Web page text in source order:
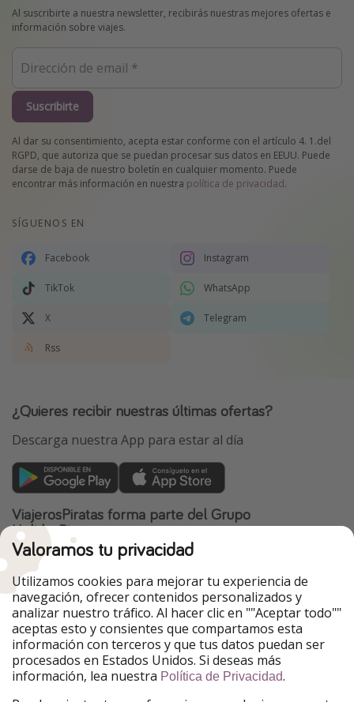
Al suscribirte a nuestra newsletter, recibirás nuestras mejores ofertas e
información sobre viajes.
Suscribirte
Al dar su consentimiento, acepta estar conforme con el artículo 4. 1.del
RGPD, que autoriza que se puedan procesar sus datos en EEUU. Puede
darse de baja de nuestro boletín en cualquier momento. Puede
encontrar más información en nuestra política de privacidad.
SÍGUENOS EN
Facebook Instagram
TikTok WhatsApp
X Telegram
Rss
¿Quieres recibir nuestras últimas ofertas?
Descarga nuestra App para estar al día
ViajerosPiratas forma parte del Grupo
HolidayPirates
Nuestros mercados
PiratinViaggio
HolidayPirates
VakantiePiraten
WakacyjniPiraci
VoyagesPirates
Ferienpiraten
Urlaubspiraten
Urlaubspiraten
TravelPirates
Nuestro grupo
HolidayPirates Group
Valoramos tu privacidad
Utilizamos cookies para mejorar tu experiencia de
navegación, ofrecer contenidos personalizados y
analizar nuestro tráfico. Al hacer clic en ""Aceptar todo""
aceptas esto y consientes que compartamos esta
información con terceros y que tus datos puedan ser
procesados en Estados Unidos. Si deseas más
información, lea nuestra Política de Privacidad.